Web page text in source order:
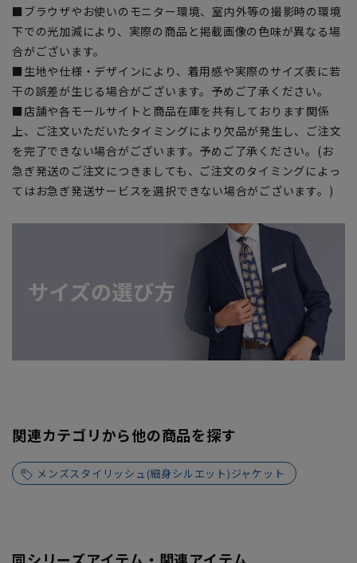
■ブラウザやお使いのモニター環境、室内外等の撮影時の環境
下での光加減により、実際の商品と掲載画像の色味が異なる場
合がございます。
■生地や仕様・デザインにより、着用感や実際のサイズ表に若
干の誤差が生じる場合がございます。予めご了承ください。
■店舗や各モールサイトと商品在庫を共有しております関係
上、ご注文いただいたタイミングにより欠品が発生し、ご注文
を完了できない場合がございます。予めご了承ください。(お
急ぎ発送のご注文につきましても、ご注文のタイミングによっ
てはお急ぎ発送サービスを選択できない場合がございます。)
関連カテゴリから他の商品を探す
メンズスタイリッシュ(細身シルエット)ジャケット